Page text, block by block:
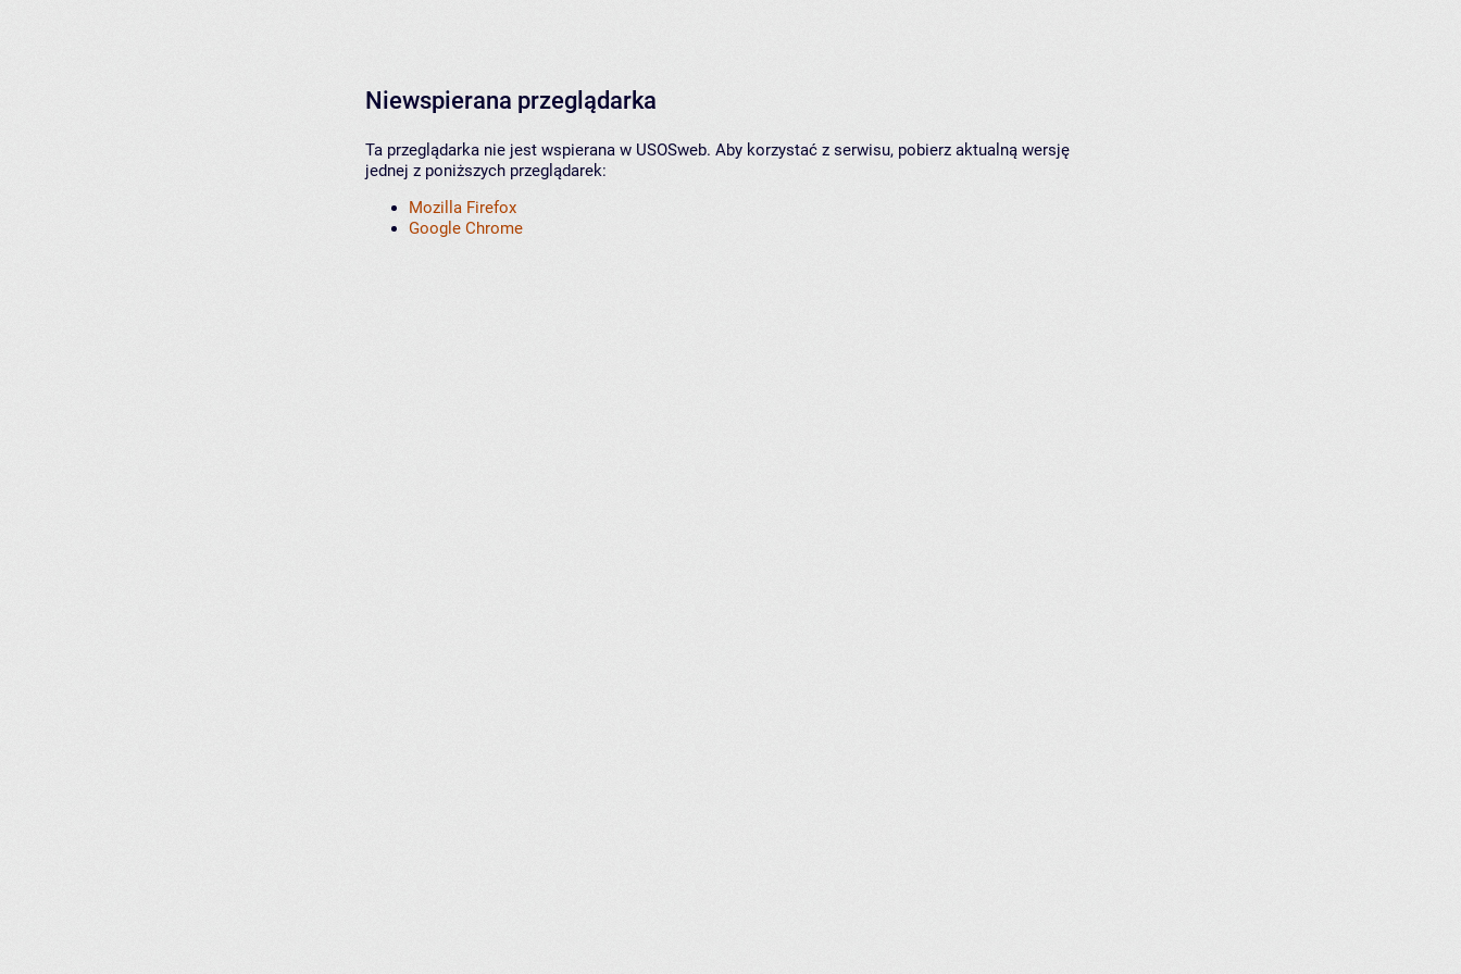
Niewspierana przeglądarka
Ta przeglądarka nie jest wspierana w USOSweb. Aby korzystać z serwisu, pobierz aktualną wersję
jednej z poniższych przeglądarek:
Mozilla Firefox
Google Chrome